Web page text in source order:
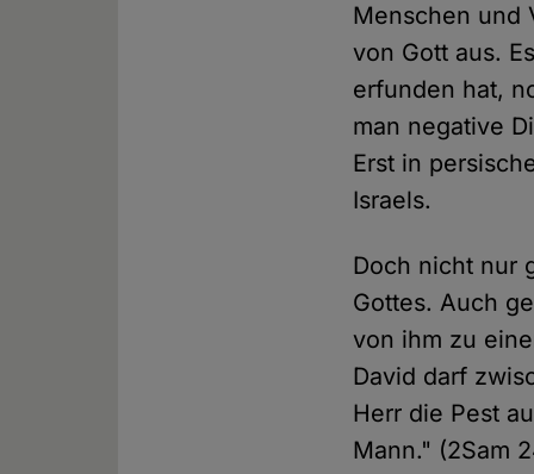
Menschen und
von Gott aus.
erfunden hat,
man negative
Erst in
Israels.
Doch nicht nur
Gottes. Auch
von ihm zu
David darf
Herr die Pest
Mann." (2Sam